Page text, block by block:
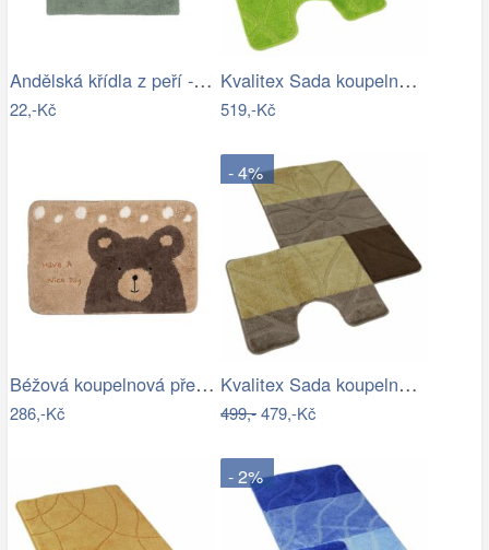
Andělská křídla z peří - zápich, bílá,…
22,-Kč
Kvalitex Sada koupelnových předložek…
519,-Kč
Béžová koupelnová předložka s medvídkem…
286,-Kč
- 4%
Kvalitex Sada koupelnových předložek…
499,-479,-Kč
- 2%